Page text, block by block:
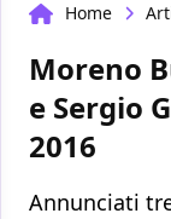
Home
Moreno
e Sergio
2016
Annunciati